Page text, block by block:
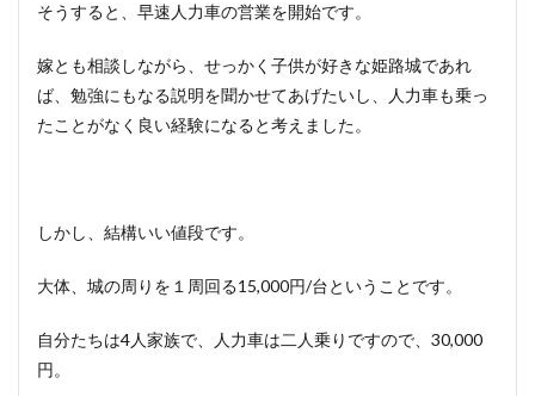
そうすると、早速人力車の営業を開始です。
嫁とも相談しながら、せっかく子供が好きな姫路城であれ
ば、勉強にもなる説明を聞かせてあげたいし、人力車も乗っ
たことがなく良い経験になると考えました。
しかし、結構いい値段です。
大体、城の周りを１周回る15,000円/台ということです。
自分たちは4人家族で、人力車は二人乗りですので、30,000
円。